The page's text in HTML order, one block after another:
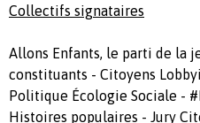
Collectifs signataires
Allons Enfants, le parti de la
constituants - Citoyens
Politique Écologie Sociale -
Histoires populaires - Jury